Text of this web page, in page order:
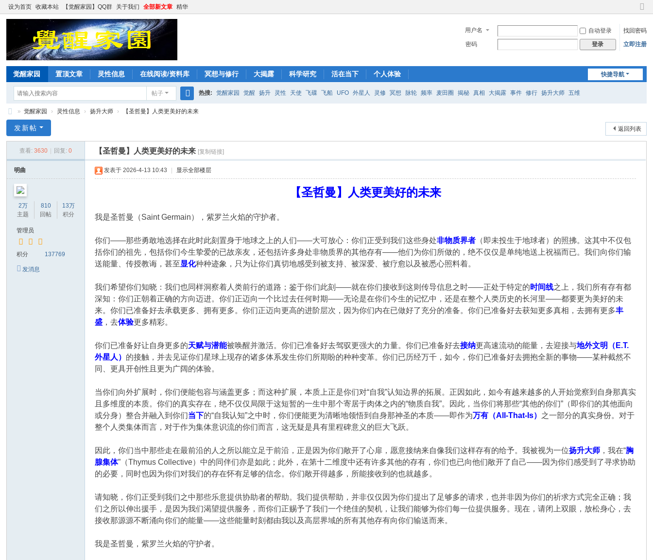
设为首页 收藏本站 【觉醒家园】QQ群 关于我们 全部新文章 精华
切
到
窄
用户名 自动登录
找回密码
密码
登录 立即注册
快捷导航
觉醒家园 置顶文章 灵性信息 在线阅读/资料库 冥想与修行 大揭露 科学研究 活在当下 个人体验
帖子
搜
热搜: 觉醒家园 觉醒 扬升 灵性 天使 飞碟 飞船 UFO 外星人 灵修 冥想 脉轮 频率 麦田圈 揭秘 真相 大揭露 事件 修行 扬升大师 五维
醒
园
» 觉醒家园 › 灵性信息 › 扬升大师 › 【圣哲曼】人类更美好的未来
返回列表
发新帖
查看: 3630 回复: 0 【圣哲曼】人类更美好的未来 [复制链接]
明曲
2万
主题
810
回帖
13万
积分
管理员
积分 137769
发消息
发表于 2026-4-13 10:43 显示全部楼层
【圣哲曼】人类更美好的未来
我是圣哲曼（Saint Germain），紫罗兰火焰的守护者。
你们——那些勇敢地选择在此时此刻置身于地球之上的人们——大可放心：你们正受到我们这些身处非物质界者 （即未投生于地球者）的照拂。这其中不仅包
括你们的祖先，包括你们今生挚爱的已故亲友，还包括许多身处非物质界的其他存有——他们为你们所做的，绝不仅仅是单纯地送上祝福而已。我们向你们输
送能量、传授教诲，甚至显化种种迹象，只为让你们真切地感受到被支持、被深爱、被疗愈以及被悉心照料着。
我们希望你们知晓：我们也同样洞察着人类前行的道路；鉴于你们此刻——就在你们接收到这则传导信息之时——正处于特定的 时间线之上，我们所有存有都
深知：你们正朝着正确的方向迈进。你们正迈向一个比过去任何时期——无论是在你们今生的记忆中，还是在整个人类历史的长河里——都要更为美好的未
来。你们已准备好去承载更多、拥有更多。你们正迈向更高的进阶层次，因为你们内在已做好了充分的准备。你们已准备好去获知更多真相，去拥有更多丰
盛 ，去体验更多精彩。
你们已准备好让自身更多的天赋与潜能被唤醒并激活。你们已准备好去驾驭更强大的力量。你们已准备好去接纳更高速流动的能量，去迎接与地外文明（E.T.
外星人） 的接触，并去见证你们星球上现存的诸多体系发生你们所期盼的种种变革。你们已历经万千，如今，你们已准备好去拥抱全新的事物——某种截然不
同、更具开创性且更为广阔的体验。
当你们向外扩展时，你们便能包容与涵盖更多；而这种扩展，本质上正是你们对“自我”认知边界的拓展。正因如此，如今有越来越多的人开始觉察到自身那真实
且多维度的本质。你们的真实存在，绝不仅仅局限于这短暂的一生中那个寄居于肉体之内的“物质自我”。因此，当你们将那些“其他的你们”（即你们的其他面向
或分身）整合并融入到你们当下的“自我认知”之中时，你们便能更为清晰地领悟到自身那神圣的本质——即作为万有（All-That-Is） 之一部分的真实身份。对于
整个人类集体而言，对于作为集体意识流的你们而言，这无疑是具有里程碑意义的巨大飞跃。
因此，你们当中那些走在最前沿的人之所以能立足于前沿，正是因为你们敞开了心扉，愿意接纳来自像我们这样存有的给予。我被视为一位扬升大师 ，我在“胸
腺集体”（Thymus Collective）中的同伴们亦是如此；此外，在第十二维度中还有许多其他的存有，你们也已向他们敞开了自己——因为你们感受到了寻求协助
的必要，同时也因为你们对我们的存在怀有足够的信念。你们敞开得越多，所能接收到的也就越多。
请知晓，你们正受到我们之中那些乐意提供协助者的帮助。我们提供帮助，并非仅仅因为你们提出了足够多的请求，也并非因为你们的祈求方式完全正确；我
们之所以伸出援手，是因为我们渴望提供服务，而你们正赐予了我们一个绝佳的契机，让我们能够为你们每一位提供服务。现在，请闭上双眼，放松身心，去
接收那源源不断涌向你们的能量——这些能量时刻都由我以及高层界域的所有其他存有向你们输送而来。
我是圣哲曼，紫罗兰火焰的守护者。